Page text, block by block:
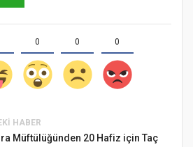
0 0 0
HABER
Müftülüğünden 20 Hafiz için Taç